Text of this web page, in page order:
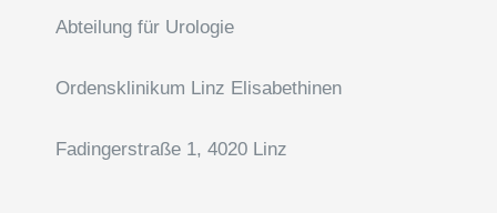
Abteilung für Urologie
Ordensklinikum Linz Elisabethinen
Fadingerstraße 1, 4020 Linz